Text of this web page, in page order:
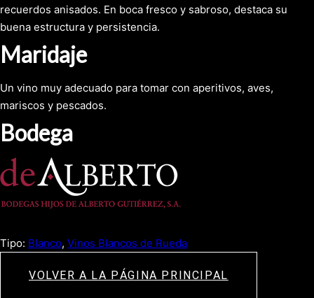
recuerdos anisados. En boca fresco y sabroso, destaca su
buena estructura y persistencia.
Maridaje
Un vino muy adecuado para tomar con aperitivos, aves,
mariscos y pescados.
Bodega
Tipo: Blanco, Vinos Blancos de Rueda
VOLVER A LA PÁGINA PRINCIPAL